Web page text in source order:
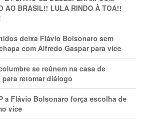
AO BRASIL!! LULA RINDO À TOA!!
deixa Flávio Bolsonaro sem
com Alfredo Gaspar para vice
se reúnem na casa de
retomar diálogo
a Flávio Bolsonaro força escolha de
vice